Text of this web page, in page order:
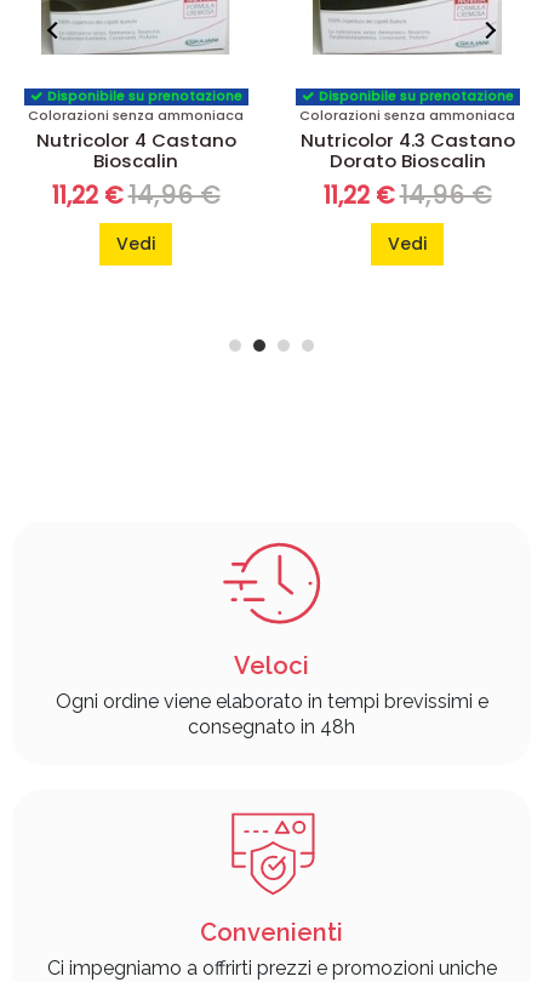
Disponibile su prenotazione
Colorazioni senza ammoniaca
Nutricolor 4 Castano
Bioscalin
11,22 €14,96 €
Vedi
Disponibile su prenotazione
Colorazioni senza ammoniaca
Nutricolor 4.3 Castano
Dorato Bioscalin
11,22 €14,96 €
Vedi
Veloci
Ogni ordine viene elaborato in tempi brevissimi e
consegnato in 48h
Convenienti
Ci impegniamo a offrirti prezzi e promozioni uniche